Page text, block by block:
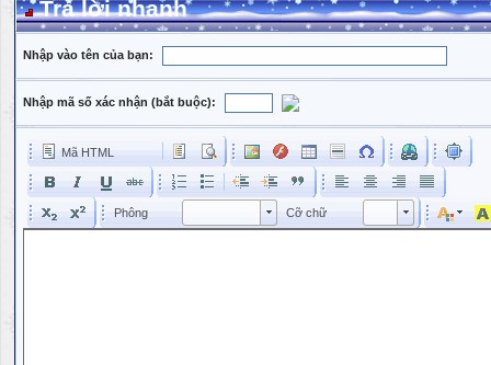
Trả lời nhanh
Nhập vào tên của bạn:
Nhập mã số xác nhận (bắt buộc):
Mã HTML
Phông Phông Cỡ chữ Kích cỡ phông